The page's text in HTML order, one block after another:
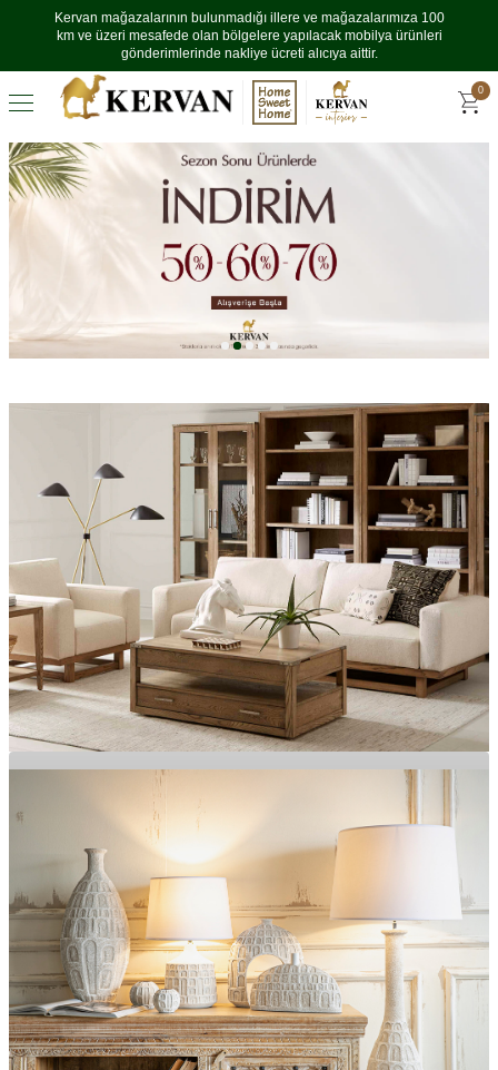
Kervan mağazalarının bulunmadığı illere ve mağazalarımıza 100
km ve üzeri mesafede olan bölgelere yapılacak mobilya ürünleri
gönderimlerinde nakliye ücreti alıcıya aittir.
0
Özgün Tasarımlar, Zamansız Şıklık
MOBİLYA